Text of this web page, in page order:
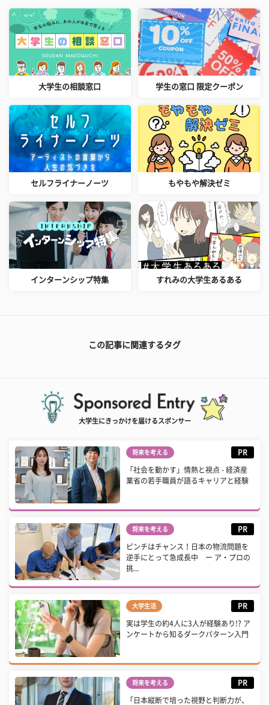
大学生の相談窓口 学生の窓口 限定クーポン
セルフライナーノーツ もやもや解決ゼミ
インターンシップ特集 すれみの大学生あるある
この記事に関連するタグ
大学生にきっかけを届けるスポンサー
将来を考える PR
「社会を動かす」情熱と視点 - 経済産
業省の若手職員が語るキャリアと経験
将来を考える PR
ピンチはチャンス！日本の物流問題を
逆手にとって急成長中 ー ア・プロの
挑...
大学生活 PR
実は学生の約4人に3人が経験あり!? ア
ンケートから知るダークパターン入門
将来を考える PR
「日本縦断で培った視野と判断力が、